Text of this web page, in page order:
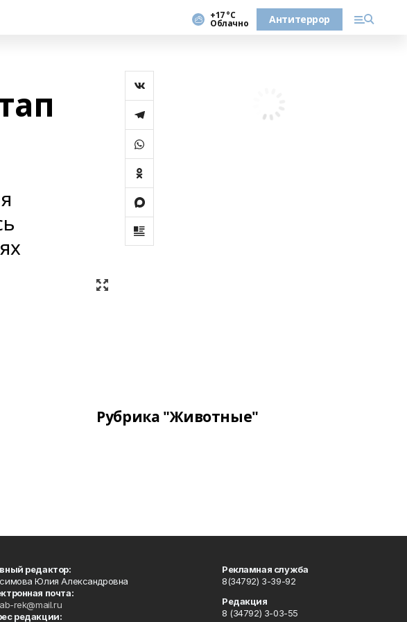
+17 °С
Облачно Антитеррор
Рубрика "Животные"
редактор:
Юлия Александровна
почта:
rek@mail.ru
редакции:
Рекламная служба
8(34792) 3-39-92
Редакция
8 (34792) 3-03-55